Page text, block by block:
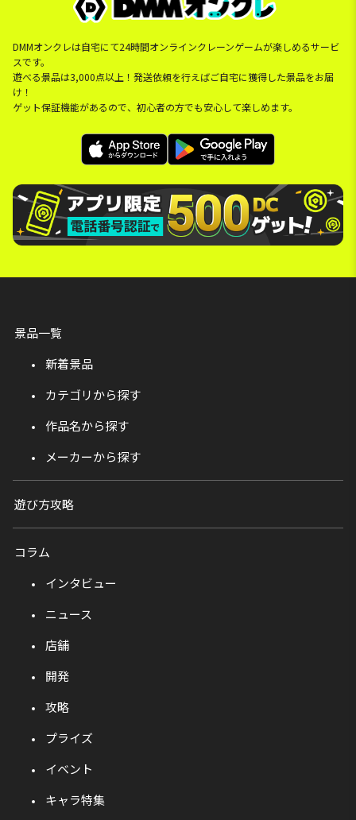
DMMオンクレは自宅にて24時間オンラインクレーンゲームが楽しめるサービ
スです。
遊べる景品は3,000点以上！発送依頼を行えばご自宅に獲得した景品をお届
け！
ゲット保証機能があるので、初心者の方でも安心して楽しめます。
景品一覧
新着景品
カテゴリから探す
作品名から探す
メーカーから探す
遊び方攻略
コラム
インタビュー
ニュース
店舗
開発
攻略
プライズ
イベント
キャラ特集